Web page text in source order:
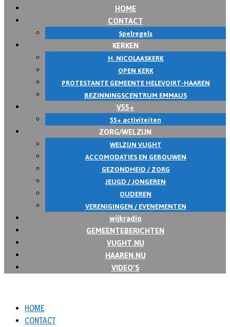
HOME
CONTACT
Spelregels
KERKEN
H. NICOLAASKERK
OPEN KERK
PROTESTANTE GEMEENTE HELEVOIRT-HAAREN
BEZINNINGSCENTRUM EMMAUS
V55+
55+ activiteiten
ZORG/WELZIJN
WELZIJN VUGHT
ACCOMODATIES EN GEBOUWEN
GEZONDHEID / ZORG
JEUGD / JONGEREN
OUDEREN
VERENIGINGEN / EVENEMENTEN
wijkradio
GEMEENTEBERICHTEN
VUGHT.NU
HAAREN.NU
VIDEO’S
HOME
CONTACT